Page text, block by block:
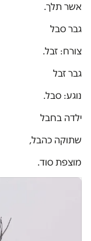
אשר תלך.
גבר סבל
צורח: זבל.
גבר זבל
נוגע: סבל.
ילדה בחבל
שתוקה כהבל,
מוצפת סוד.